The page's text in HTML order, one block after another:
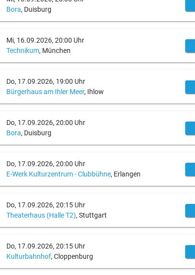
Bora, Duisburg
Mi, 16.09.2026, 20:00 Uhr
Technikum, München
Do, 17.09.2026, 19:00 Uhr
Bürgerhaus am Ihler Meer, Ihlow
Do, 17.09.2026, 20:00 Uhr
Bora, Duisburg
Do, 17.09.2026, 20:00 Uhr
E-Werk Kulturzentrum - Clubbühne, Erlangen
Do, 17.09.2026, 20:15 Uhr
Theaterhaus (Halle T2), Stuttgart
Do, 17.09.2026, 20:15 Uhr
Kulturbahnhof, Cloppenburg